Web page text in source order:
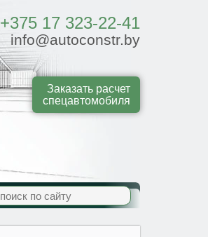
+375 17 323-22-41
info@autoconstr.by
Заказать расчет
спецавтомобиля